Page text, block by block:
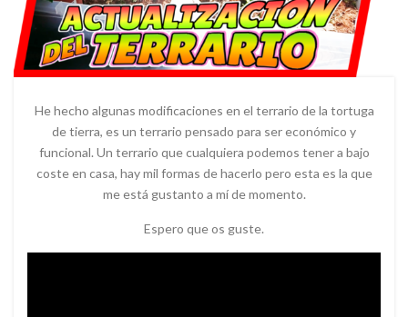
He hecho algunas modificaciones en el terrario de la tortuga
de tierra, es un terrario pensado para ser económico y
funcional. Un terrario que cualquiera podemos tener a bajo
coste en casa, hay mil formas de hacerlo pero esta es la que
me está gustanto a mí de momento.
Espero que os guste.